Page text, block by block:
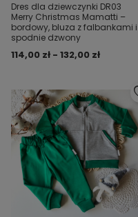
Dres dla dziewczynki DR03
Merry Christmas Mamatti –
bordowy, bluza z falbankami i
spodnie dzwony
114,00 zł - 132,00 zł